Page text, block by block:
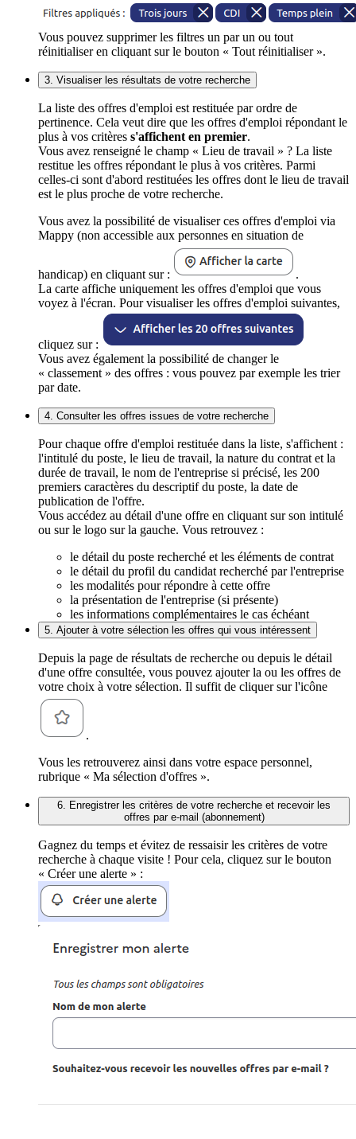
Vous pouvez supprimer les filtres un par un ou tout
réinitialiser en cliquant sur le bouton « Tout réinitialiser ».
3. Visualiser les résultats de votre recherche
La liste des offres d'emploi est restituée par ordre de
pertinence. Cela veut dire que les offres d'emploi répondant le
plus à vos critères s'affichent en premier.
Vous avez renseigné le champ « Lieu de travail » ? La liste
restitue les offres répondant le plus à vos critères. Parmi
celles-ci sont d'abord restituées les offres dont le lieu de travail
est le plus proche de votre recherche.
Vous avez la possibilité de visualiser ces offres d'emploi via
Mappy (non accessible aux personnes en situation de
handicap) en cliquant sur :
.
La carte affiche uniquement les offres d'emploi que vous
voyez à l'écran. Pour visualiser les offres d'emploi suivantes,
cliquez sur :
Vous avez également la possibilité de changer le
« classement » des offres : vous pouvez par exemple les trier
par date.
4. Consulter les offres issues de votre recherche
Pour chaque offre d'emploi restituée dans la liste, s'affichent :
l'intitulé du poste, le lieu de travail, la nature du contrat et la
durée de travail, le nom de l'entreprise si précisé, les 200
premiers caractères du descriptif du poste, la date de
publication de l'offre.
Vous accédez au détail d'une offre en cliquant sur son intitulé
ou sur le logo sur la gauche. Vous retrouvez :
le détail du poste recherché et les éléments de contrat
le détail du profil du candidat recherché par l'entreprise
les modalités pour répondre à cette offre
la présentation de l'entreprise (si présente)
les informations complémentaires le cas échéant
5. Ajouter à votre sélection les offres qui vous intéressent
Depuis la page de résultats de recherche ou depuis le détail
d'une offre consultée, vous pouvez ajouter la ou les offres de
votre choix à votre sélection. Il suffit de cliquer sur l'icône
.
Vous les retrouverez ainsi dans votre espace personnel,
rubrique « Ma sélection d'offres ».
6. Enregistrer les critères de votre recherche et recevoir les
offres par e-mail (abonnement)
Gagnez du temps et évitez de ressaisir les critères de votre
recherche à chaque visite ! Pour cela, cliquez sur le bouton
« Créer une alerte » :